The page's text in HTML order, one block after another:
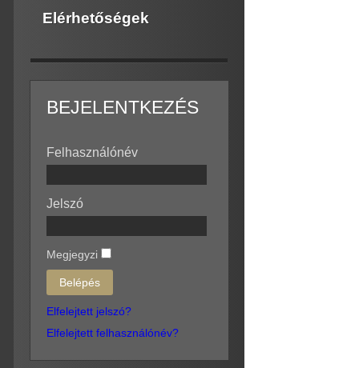
Elérhetőségek
BEJELENTKEZÉS
Felhasználónév
Jelszó
Megjegyzi
Elfelejtett jelszó?
Elfelejtett felhasználónév?